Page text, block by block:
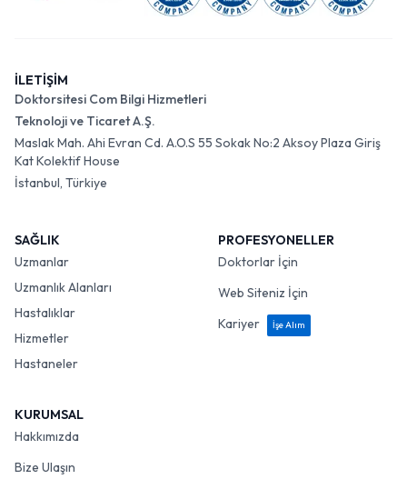
İLETİŞİM
Doktorsitesi Com Bilgi Hizmetleri
Teknoloji ve Ticaret A.Ş.
Maslak Mah. Ahi Evran Cd. A.O.S 55 Sokak No:2 Aksoy Plaza Giriş
Kat Kolektif House
İstanbul, Türkiye
SAĞLIK
Uzmanlar
Uzmanlık Alanları
Hastalıklar
Hizmetler
Hastaneler
PROFESYONELLER
Doktorlar İçin
Web Siteniz İçin
Kariyer
İşe Alım
KURUMSAL
Hakkımızda
Bize Ulaşın